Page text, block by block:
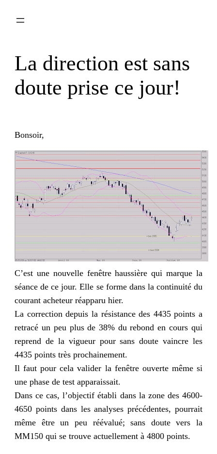
La direction est sans
doute prise ce jour!
Bonsoir,
C’est une nouvelle fenêtre haussière qui marque la
séance de ce jour. Elle se forme dans la continuité du
courant acheteur réapparu hier.
La correction depuis la résistance des 4435 points a
retracé un peu plus de 38% du rebond en cours qui
reprend de la vigueur pour sans doute vaincre les
4435 points très prochainement.
Il faut pour cela valider la fenêtre ouverte même si
une phase de test apparaissait.
Dans ce cas, l’objectif établi dans la zone des 4600-
4650 points dans les analyses précédentes, pourrait
même être un peu réévalué; sans doute vers la
MM150 qui se trouve actuellement à 4800 points.